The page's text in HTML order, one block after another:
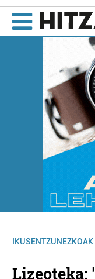
IKUSENTZUNEZKOAK
Lizeoteka: